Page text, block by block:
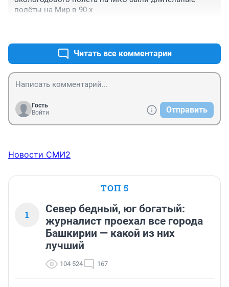
полёты на Мир в 90-х
Читать все комментарии
Гость
Войти
Отправить
Новости СМИ2
ТОП 5
1
Север бедный, юг богатый:
журналист проехал все города
Башкирии — какой из них
лучший
104 524 167